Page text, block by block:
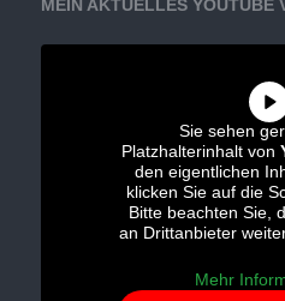
MEIN AKTUELLES YOUTUBE
Sie sehen
Platzhalterinhalt von
den eigentlichen
klicken Sie auf die
Bitte beachten Sie,
an Drittanbieter
Mehr